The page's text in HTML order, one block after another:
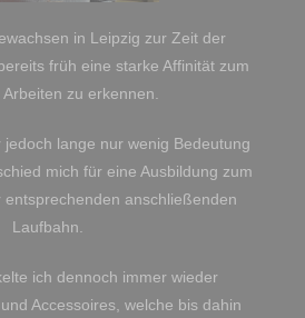
in Leipzig zur Zeit der
früh eine starke Affinität zum
zu erkennen.
lange nur wenig Bedeutung
mich für eine Ausbildung zum
entsprechenden anschließenden
Laufbahn.
ich dennoch immer wieder
Accessoires, welche bis dahin